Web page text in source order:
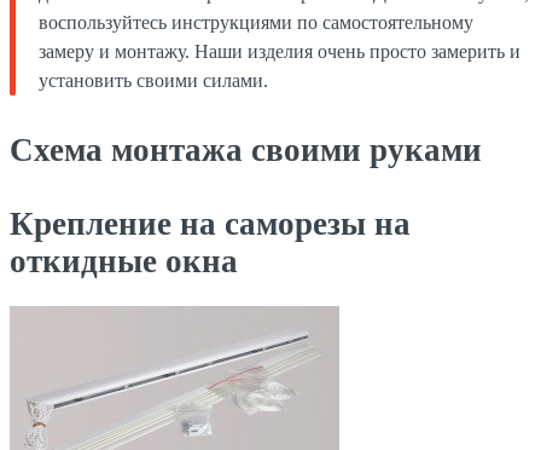
воспользуйтесь инструкциями по самостоятельному
замеру и монтажу. Наши изделия очень просто замерить и
установить своими силами.
Схема монтажа своими руками
Крепление на саморезы на
откидные окна